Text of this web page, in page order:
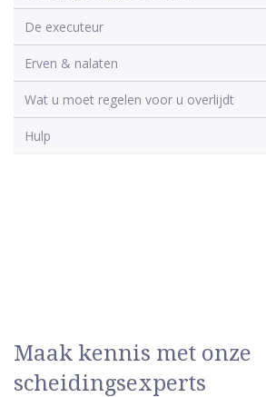
De executeur
Erven & nalaten
Wat u moet regelen voor u overlijdt
Hulp
Maak kennis met onze
scheidingsexperts